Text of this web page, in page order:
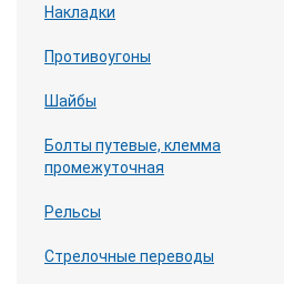
Накладки
Противоугоны
Шайбы
Болты путевые, клемма
промежуточная
Рельсы
Стрелочные переводы